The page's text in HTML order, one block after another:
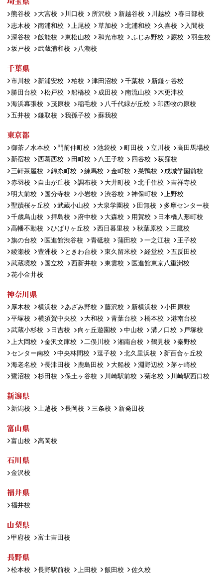
熊谷校 大宮校 川口校 所沢校 新越谷校 川越校
春日部校
志木校
南浦和校 上尾校 草加校 北浦和校 久喜校
入間校
深谷校
飯能校 東松山校 和光市校 ふじみ野校 蕨校
羽生校
坂戸校
武蔵浦和校 八潮校
千葉県
市川校 新浦安校 柏校 津田沼校 千葉校
新鎌ヶ谷校
勝田台校
松戸校 船橋校 成田校 南流山校
木更津校
海浜幕張校
茂原校 稲毛校 八千代緑が丘校
印西牧の原校
五井校
鎌取校 我孫子校 蘇我校
東京都
御茶ノ水本校 門前仲町校 池袋校 町田校 立川校
高田馬場校
新宿校
西葛西校 田町校 八王子校 四谷校
荻窪校
三軒茶屋校
錦糸町校 練馬校 金町校 巣鴨校
成城学園前校
赤羽校
自由が丘校 調布校 大井町校 北千住校
吉祥寺校
明大前校
国分寺校 小岩校 渋谷校 神保町校
上野校
聖蹟桜ヶ丘校
武蔵小山校 大泉学園校 田無校
多摩センター校
千歳烏山校
拝島校 府中校 大森校 用賀校
日本橋人形町校
高幡不動校
ひばりヶ丘校 西日暮里校 秋葉原校
三鷹校
旗の台校
医進館渋谷校 青砥校 蒲田校 一之江校
王子校
綾瀬校
豊洲校 ときわ台校 東久留米校 経堂校
五反田校
武蔵境校
国立校 西新井校 東雲校
医進館東京八重洲校
花小金井校
神奈川県
厚木校 横浜校 あざみ野校 藤沢校 新横浜校
小田原校
平塚校
横須賀中央校 大和校 青葉台校 橋本校
港南台校
武蔵小杉校
日吉校 向ヶ丘遊園校 中山校 溝ノ口校
戸塚校
上大岡校
金沢文庫校 二俣川校 湘南台校 鶴見校
秦野校
センター南校
中央林間校 逗子校 北久里浜校
新百合ヶ丘校
海老名校
長津田校 鹿島田校 大船校 淵野辺校
茅ヶ崎校
鷺沼校
杉田校 保土ヶ谷校 川崎駅前校 菊名校 川崎駅西口校
新潟県
新潟校 上越校 長岡校 三条校 新発田校
富山県
富山校 高岡校
石川県
金沢校
福井県
福井校
山梨県
甲府校 富士吉田校
長野県
松本校 長野駅前校 上田校 飯田校 佐久校